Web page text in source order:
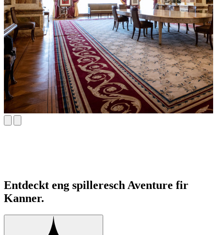
Entdeckt eng spilleresch Aventure fir
Kanner.